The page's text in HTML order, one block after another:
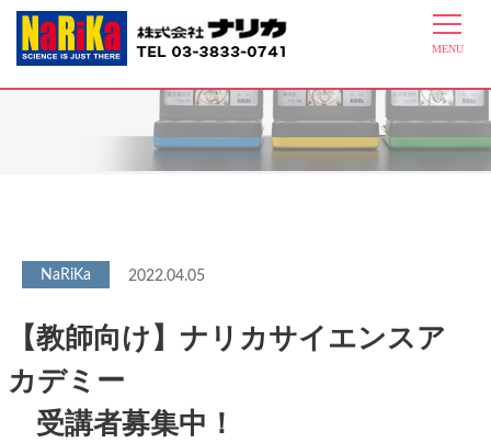
最新情報
2022.04.05
【教師向け】ナリカサイエンスア
カデミー
受講者募集中！